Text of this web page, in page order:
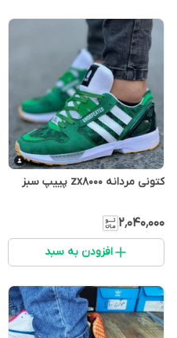
کتونی مردانه zx8000 پییپ سبز
۲٬۰۴۰٬۰۰۰
افزودن به سبد